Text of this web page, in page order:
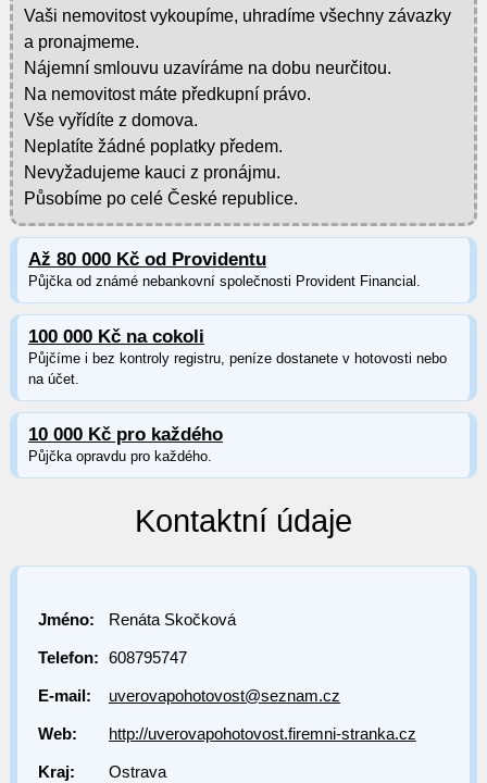
Vaši nemovitost vykoupíme, uhradíme všechny závazky
a pronajmeme.
Nájemní smlouvu uzavíráme na dobu neurčitou.
Na nemovitost máte předkupní právo.
Vše vyřídíte z domova.
Neplatíte žádné poplatky předem.
Nevyžadujeme kauci z pronájmu.
Působíme po celé České republice.
Až 80 000 Kč od Providentu
Půjčka od známé nebankovní společnosti Provident Financial.
100 000 Kč na cokoli
Půjčíme i bez kontroly registru, peníze dostanete v hotovosti nebo
na účet.
10 000 Kč pro každého
Půjčka opravdu pro každého.
Kontaktní údaje
Jméno: Renáta Skočková
Telefon: 608795747
E-mail: uverovapohotovost@seznam.cz
Web: http://uverovapohotovost.firemni-stranka.cz
Kraj: Ostrava